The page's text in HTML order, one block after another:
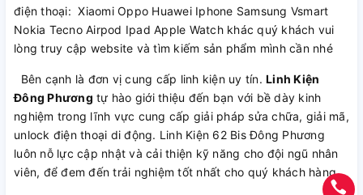
điện thoại: Xiaomi Oppo Huawei Iphone Samsung Vsmart
Nokia Tecno Airpod Ipad Apple Watch khác quý khách vui
lòng truy cập website và tìm kiếm sản phẩm mình cần nhé
Bên cạnh là đơn vị cung cấp linh kiện uy tín. Linh Kiện
Đông Phương tự hào giới thiệu đến bạn với bề dày kinh
nghiệm trong lĩnh vực cung cấp giải pháp sửa chữa, giải mã,
unlock điện thoại di động. Linh Kiện 62 Bis Đông Phương
luôn nỗ lực cập nhật và cải thiện kỹ năng cho đội ngũ nhân
viên, để đem đến trải nghiệm tốt nhất cho quý khách hàng.